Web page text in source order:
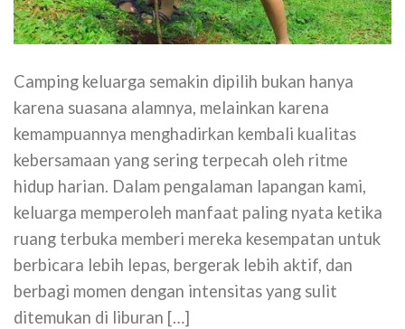
Camping keluarga semakin dipilih bukan hanya
karena suasana alamnya, melainkan karena
kemampuannya menghadirkan kembali kualitas
kebersamaan yang sering terpecah oleh ritme
hidup harian. Dalam pengalaman lapangan kami,
keluarga memperoleh manfaat paling nyata ketika
ruang terbuka memberi mereka kesempatan untuk
berbicara lebih lepas, bergerak lebih aktif, dan
berbagi momen dengan intensitas yang sulit
ditemukan di liburan […]